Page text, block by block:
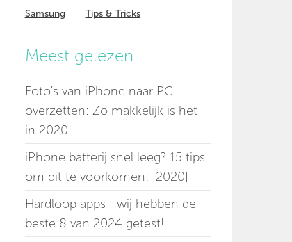
Samsung
Tips & Tricks
Meest gelezen
Foto's van iPhone naar PC
overzetten: Zo makkelijk is het
in 2020!
iPhone batterij snel leeg? 15 tips
om dit te voorkomen! [2020]
Hardloop apps - wij hebben de
beste 8 van 2024 getest!